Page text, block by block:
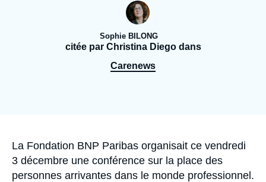
Se connecter
Proche-Orient
Sophie BILONG
citée par Christina Diego dans
Carenews
Accroche
La Fondation BNP Paribas organisait ce vendredi
3 décembre une conférence sur la place des
personnes arrivantes dans le monde professionnel.